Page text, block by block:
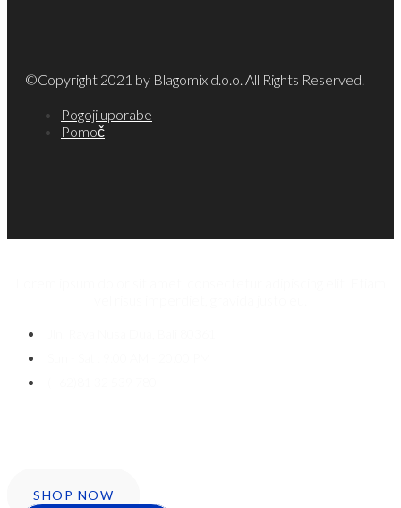
©Copyright 2021 by Blagomix d.o.o. All Rights Reserved.
Pogoji uporabe
Pomoč
SHOP NOW